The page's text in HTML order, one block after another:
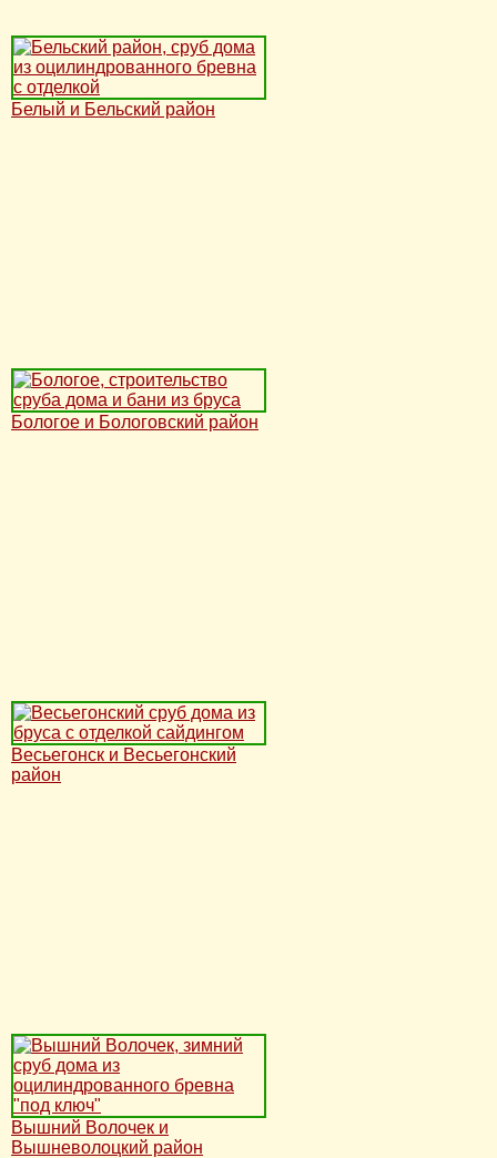
Белый и Бельский район
Бологое и Бологовский район
Весьегонск и Весьегонский
район
Вышний Волочек и
Вышневолоцкий район